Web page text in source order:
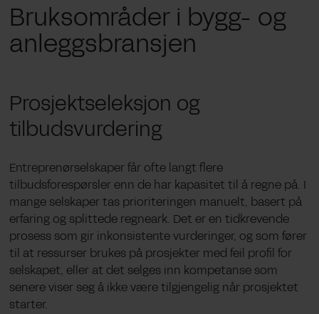
Bruksområder i bygg- og
anleggsbransjen
Prosjektseleksjon og
tilbudsvurdering
Entreprenørselskaper får ofte langt flere
tilbudsforespørsler enn de har kapasitet til å regne på. I
mange selskaper tas prioriteringen manuelt, basert på
erfaring og splittede regneark. Det er en tidkrevende
prosess som gir inkonsistente vurderinger, og som fører
til at ressurser brukes på prosjekter med feil profil for
selskapet, eller at det selges inn kompetanse som
senere viser seg å ikke være tilgjengelig når prosjektet
starter.